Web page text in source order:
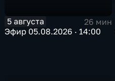
5 августа
26 мин
Эфир 05.08.2026 · 14:00